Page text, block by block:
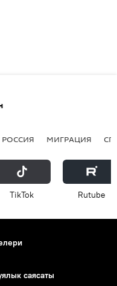
РОССИЯ МИГРАЦИЯ
ТikТоk Rutube
саясаты